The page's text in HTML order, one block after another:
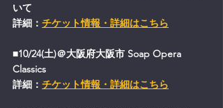
いて
詳細： チケット情報・詳細はこちら
■10/24(土)＠大阪府大阪市 Soap Opera
Classics
詳細： チケット情報・詳細はこちら